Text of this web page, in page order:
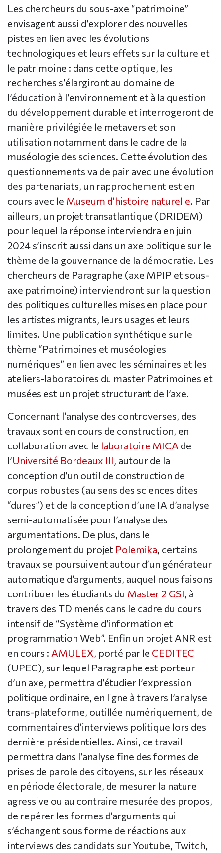
Les chercheurs du sous-axe “patrimoine”
envisagent aussi d’explorer des nouvelles
pistes en lien avec les évolutions
technologiques et leurs effets sur la culture et
le patrimoine : dans cette optique, les
recherches s’élargiront au domaine de
l’éducation à l’environnement et à la question
du développement durable et interrogeront de
manière privilégiée le metavers et son
utilisation notamment dans le cadre de la
muséologie des sciences. Cette évolution des
questionnements va de pair avec une évolution
des partenariats, un rapprochement est en
cours avec le Museum d’histoire naturelle. Par
ailleurs, un projet transatlantique (DRIDEM)
pour lequel la réponse interviendra en juin
2024 s’inscrit aussi dans un axe politique sur le
thème de la gouvernance de la démocratie. Les
chercheurs de Paragraphe (axe MPIP et sous-
axe patrimoine) interviendront sur la question
des politiques culturelles mises en place pour
les artistes migrants, leurs usages et leurs
limites. Une publication synthétique sur le
thème “Patrimoines et muséologies
numériques” en lien avec les séminaires et les
ateliers-laboratoires du master Patrimoines et
musées est un projet structurant de l’axe.
Concernant l’analyse des controverses, des
travaux sont en cours de construction, en
collaboration avec le laboratoire MICA de
l’Université Bordeaux III, autour de la
conception d’un outil de construction de
corpus robustes (au sens des sciences dites
“dures”) et de la conception d’une IA d’analyse
semi-automatisée pour l’analyse des
argumentations. De plus, dans le
prolongement du projet Polemika, certains
travaux se poursuivent autour d’un générateur
automatique d’arguments, auquel nous faisons
contribuer les étudiants du Master 2 GSI, à
travers des TD menés dans le cadre du cours
intensif de “Système d’information et
programmation Web”. Enfin un projet ANR est
en cours : AMULEX, porté par le CEDITEC
(UPEC), sur lequel Paragraphe est porteur
d’un axe, permettra d’étudier l’expression
politique ordinaire, en ligne à travers l’analyse
trans-plateforme, outillée numériquement, de
commentaires d’interviews politique lors des
dernière présidentielles. Ainsi, ce travail
permettra dans l’analyse fine des formes de
prises de parole des citoyens, sur les réseaux
en période électorale, de mesurer la nature
agressive ou au contraire mesurée des propos,
de repérer les formes d’arguments qui
s’échangent sous forme de réactions aux
interviews des candidats sur Youtube, Twitch,